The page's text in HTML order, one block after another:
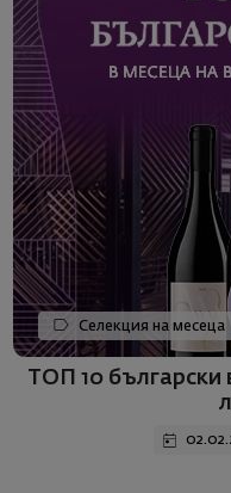
Селекция на месеца
ТОП 10 български